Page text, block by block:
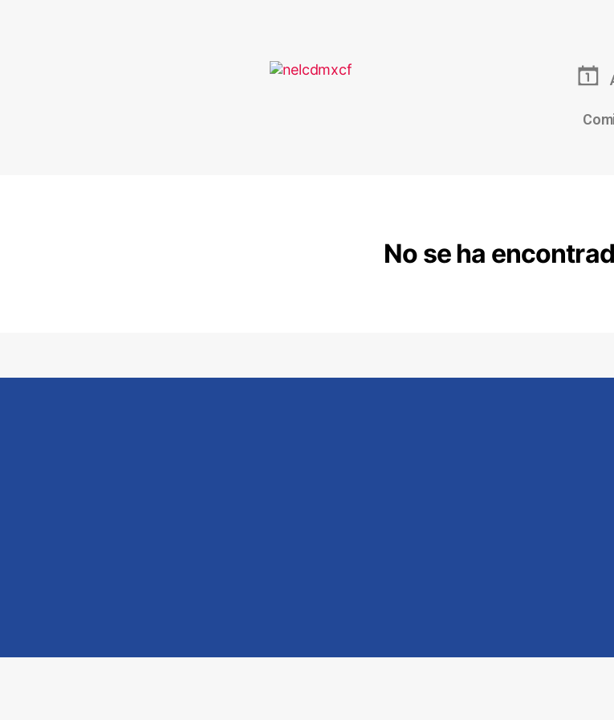
No se ha